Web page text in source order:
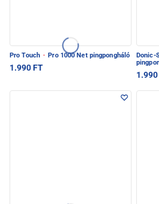
Pro Touch · Pro 1000 Net pingpongháló
1.990 FT
Donic-